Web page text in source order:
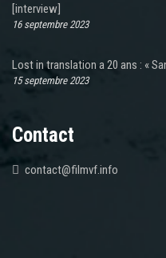
[interview]
16 septembre 2023
Lost in translation a 20 ans : «
15 septembre 2023
Contact
contact@filmvf.info